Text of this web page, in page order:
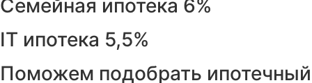
Семейная ипотека 6%
IT ипотека 5,5%
Поможем подобрать ипотечный